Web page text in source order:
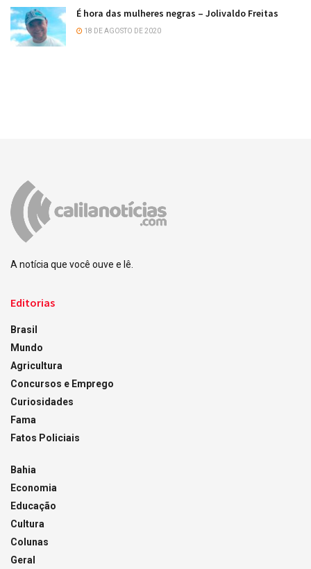
É hora das mulheres negras – Jolivaldo Freitas
18 DE AGOSTO DE 2020
A notícia que você ouve e lê.
Editorias
Brasil
Mundo
Agricultura
Concursos e Emprego
Curiosidades
Fama
Fatos Policiais
Bahia
Economia
Educação
Cultura
Colunas
Geral